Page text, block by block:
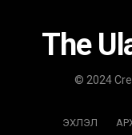
The
© 2024
ЭХЛЭЛ